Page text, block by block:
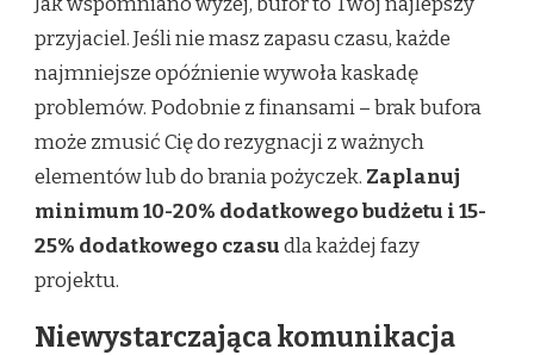
przyjaciel. Jeśli nie masz zapasu czasu, każde
najmniejsze opóźnienie wywoła kaskadę
problemów. Podobnie z finansami – brak bufora
może zmusić Cię do rezygnacji z ważnych
elementów lub do brania pożyczek. Zaplanuj
minimum 10-20% dodatkowego budżetu i 15-
25% dodatkowego czasudla każdej fazy
projektu.
Niewystarczająca komunikacja